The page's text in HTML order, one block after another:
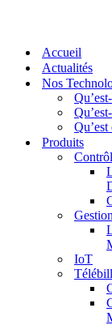
Accueil
Actualités
Nos
Produits
IoT